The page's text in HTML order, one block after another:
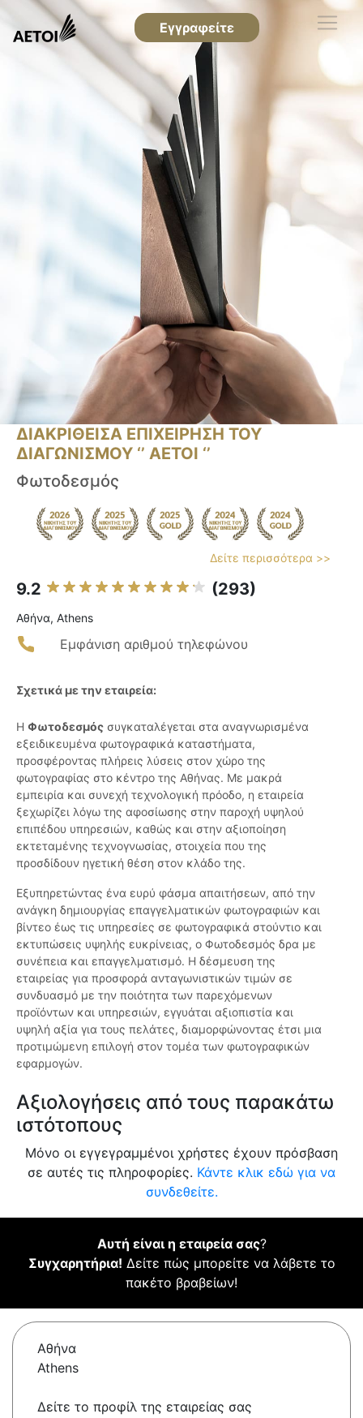
Εγγραφείτε
ΔΙΑΚΡΙΘΕΙΣΑ ΕΠΙΧΕΙΡΗΣΗ ΤΟΥ
ΔΙΑΓΩΝΙΣΜΟΥ ‘’ ΑΕΤΟΙ ‘’
Φωτοδεσμός
Δείτε περισσότερα >>
9.2 (293)
Αθήνα, Athens
Εμφάνιση αριθμού τηλεφώνου
Σχετικά με την εταιρεία:
Η Φωτοδεσμός συγκαταλέγεται στα αναγνωρισμένα
εξειδικευμένα φωτογραφικά καταστήματα,
προσφέροντας πλήρεις λύσεις στον χώρο της
φωτογραφίας στο κέντρο της Αθήνας. Με μακρά
εμπειρία και συνεχή τεχνολογική πρόοδο, η εταιρεία
ξεχωρίζει λόγω της αφοσίωσης στην παροχή υψηλού
επιπέδου υπηρεσιών, καθώς και στην αξιοποίηση
εκτεταμένης τεχνογνωσίας, στοιχεία που της
προσδίδουν ηγετική θέση στον κλάδο της.
Εξυπηρετώντας ένα ευρύ φάσμα απαιτήσεων, από την
ανάγκη δημιουργίας επαγγελματικών φωτογραφιών και
βίντεο έως τις υπηρεσίες σε φωτογραφικά στούντιο και
εκτυπώσεις υψηλής ευκρίνειας, ο Φωτοδεσμός δρα με
συνέπεια και επαγγελματισμό. Η δέσμευση της
εταιρείας για προσφορά ανταγωνιστικών τιμών σε
συνδυασμό με την ποιότητα των παρεχόμενων
προϊόντων και υπηρεσιών, εγγυάται αξιοπιστία και
υψηλή αξία για τους πελάτες, διαμορφώνοντας έτσι μια
προτιμώμενη επιλογή στον τομέα των φωτογραφικών
εφαρμογών.
Αξιολογήσεις από τους παρακάτω
ιστότοπους
Μόνο οι εγγεγραμμένοι χρήστες έχουν πρόσβαση
σε αυτές τις πληροφορίες. Κάντε κλικ εδώ για να
συνδεθείτε.
Αυτή είναι η εταιρεία σας?
Συγχαρητήρια! Δείτε πώς μπορείτε να λάβετε το
πακέτο βραβείων!
Αθήνα
Athens
Δείτε το προφίλ της εταιρείας σας